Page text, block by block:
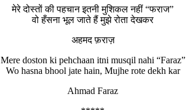
मेरे दोस्तों की पहचान इतनी मुशिकल नहीं “फराज”
वो हँसना भूल जाते हैं मुझे रोता देखकर
अहमद फ़राज़
Mere doston ki pehchaan itni musqil nahi “Faraz”
Wo hasna bhool jate hain, Mujhe rote dekh kar
Ahmad Faraz